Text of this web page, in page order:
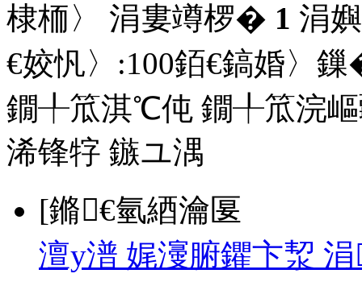
棣栭〉 涓婁竴椤� 1 涓
€姣忛〉:100銆€鎬婚〉
鐗╀笟淇℃伅 鐗╀笟浣
浠锋牸 鏃ユ湡
[鏅€氫綇瀹匽
澶у潽 娓濅腑鑺卞洯